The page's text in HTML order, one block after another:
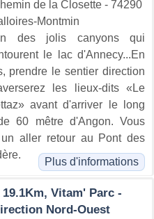
de la Closette - 74290
Montmin
des jolis canyons qui
le lac d'Annecy...En
prendre le sentier direction
les lieux-dits «Le
avant d'arriver le long
60 mêtre d'Angon. Vous
aller retour au Pont des
Plus d'informations
19.1Km, Vitam' Parc -
Nord-Ouest